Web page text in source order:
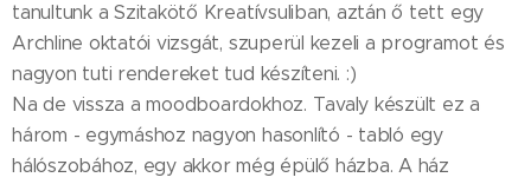
tanultunk a Szitakötő Kreatívsuliban, aztán ő tett egy
Archline oktatói vizsgát, szuperül kezeli a programot és
nagyon tuti rendereket tud készíteni. :)
Na de vissza a moodboardokhoz. Tavaly készült ez a
három - egymáshoz nagyon hasonlító - tabló egy
hálószobához, egy akkor még épülő házba. A ház